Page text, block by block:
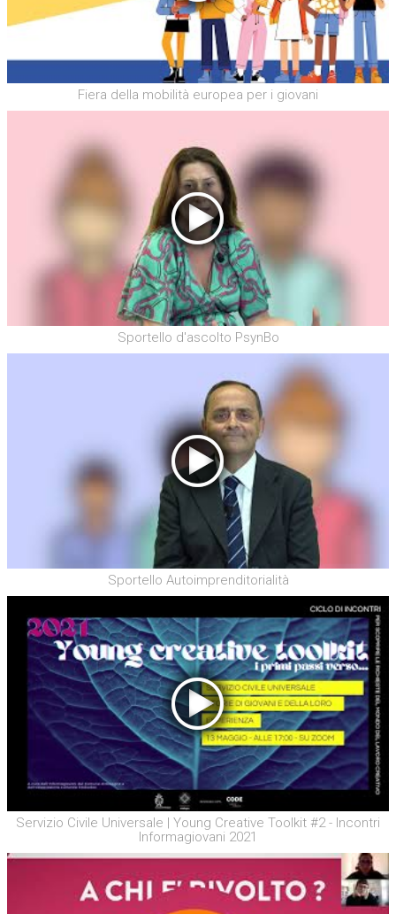
Fiera della mobilità europea per i giovani
Sportello d'ascolto PsynBo
Sportello Autoimprenditorialità
Servizio Civile Universale | Young Creative Toolkit #2 - Incontri
Informagiovani 2021